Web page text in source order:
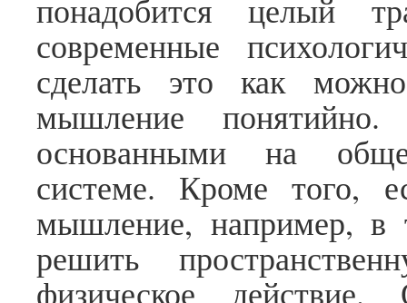
понадобится целый
современные
сделать это как
мышление
основанными на
системе. Кроме того,
мышление, например, в
решить
физическое